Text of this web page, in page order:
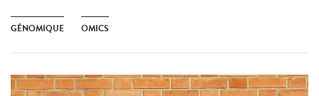
GÉNOMIQUE OMICS